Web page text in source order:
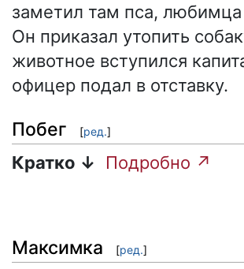
заметил там пса,
Он приказал утопить
животное вступился
офицер подал в отставку.
Побег [ред.]
Кратко ↓ Подробно ↗
Максимка [ред.]